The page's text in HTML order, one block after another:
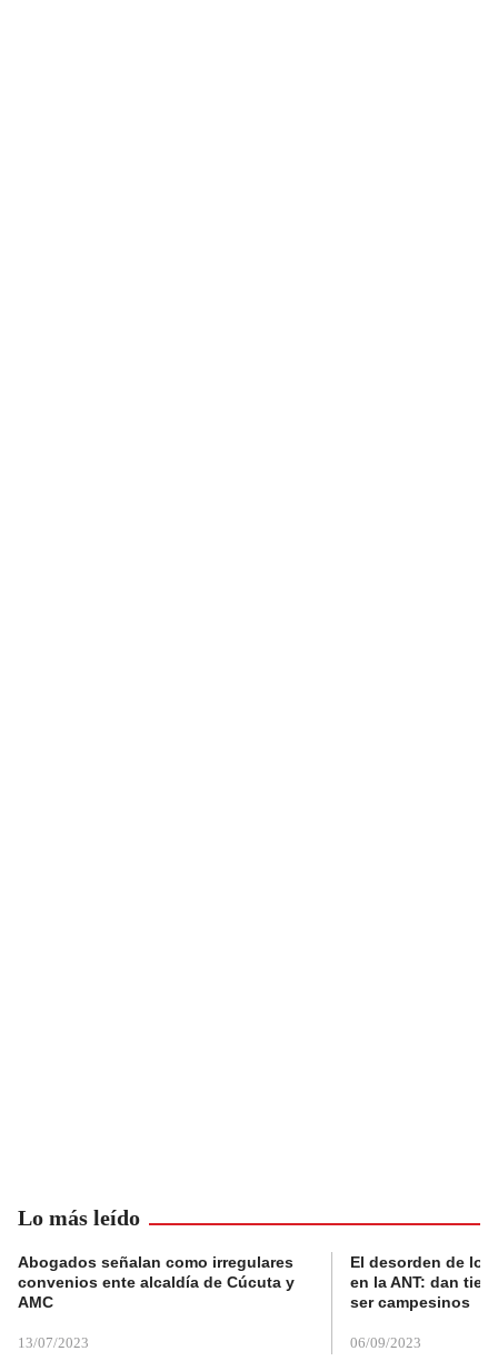
Lo más leído
Abogados señalan como irregulares
convenios ente alcaldía de Cúcuta y
AMC
13/07/2023
El desorden de
en la ANT: dan
ser campesinos
06/09/2023